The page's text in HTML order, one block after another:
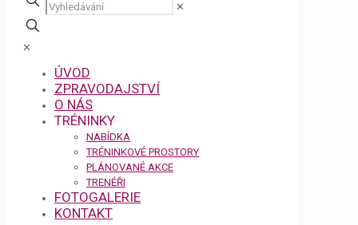
✕
✕
ÚVOD
ZPRAVODAJSTVÍ
O NÁS
TRÉNINKY
NABÍDKA
TRÉNINKOVÉ PROSTORY
PLÁNOVANÉ AKCE
TRENÉŘI
FOTOGALERIE
KONTAKT